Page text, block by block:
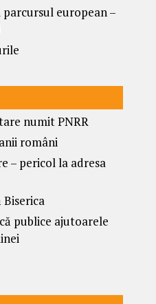
european –
numit PNRR
români
– pericol la adresa
publice ajutoarele